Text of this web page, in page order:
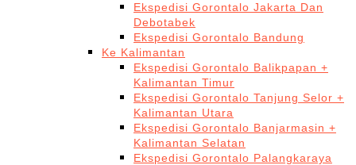
Ekspedisi Gorontalo Jakarta Dan
Debotabek
Ekspedisi Gorontalo Bandung
Ke Kalimantan
Ekspedisi Gorontalo Balikpapan +
Kalimantan Timur
Ekspedisi Gorontalo Tanjung Selor +
Kalimantan Utara
Ekspedisi Gorontalo Banjarmasin +
Kalimantan Selatan
Ekspedisi Gorontalo Palangkaraya